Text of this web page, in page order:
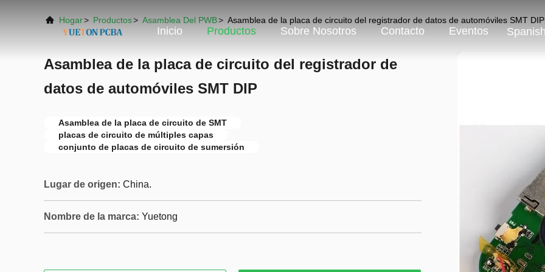
Inicio Productos Sobre Nosotros Contacto Eventos
Hogar> Productos> Asamblea Del PWB> Asamblea de la placa de circuito del registrador de datos de automóviles SMT DIP
Asamblea de la placa de circuito del registrador de
datos de automóviles SMT DIP
Asamblea de la placa de circuito de SMT
placas de circuito de múltiples capas
conjunto de placas de circuito de sumersión
Lugar de origen: China.
Nombre de la marca: Yuetong